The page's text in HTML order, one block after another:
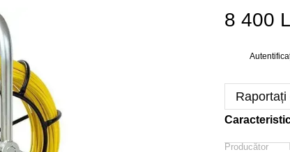
8 400
Producător